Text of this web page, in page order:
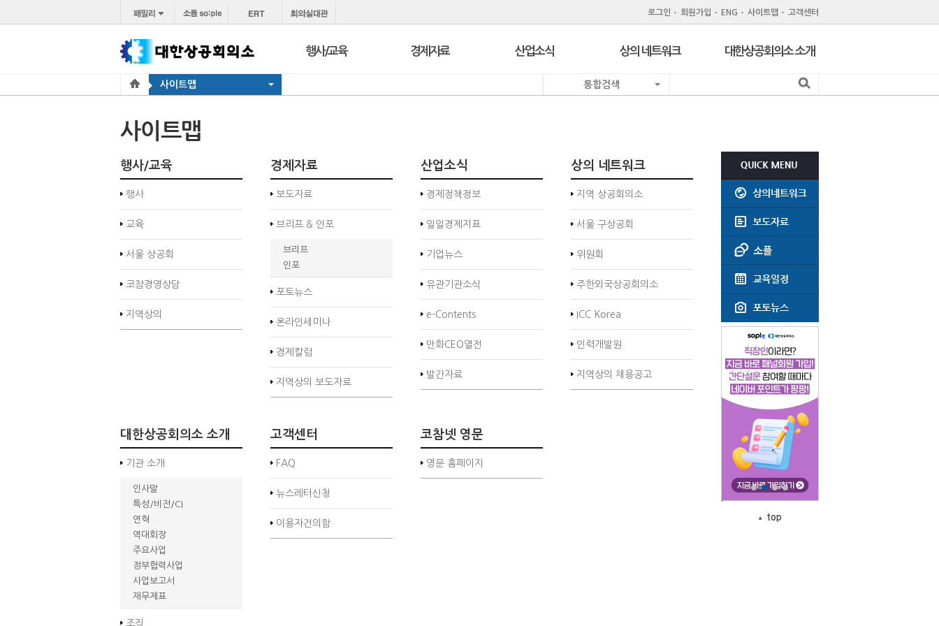
로그인 회원가입 ENG 사이트맵 고객센터
행사/교육
지역상의
경제자료
경제칼럼
지역상의 보도자료
산업소식
e-Contents
상의 네트워크
지역 상공회의소
ICC Korea
인력개발원
지역상의 채용공고
대한상공회의소 소개
공지사항
윤리강령
회의실대관
찾아오시는길
사이트맵 통합검색
사이트맵
행사/교육
행사
교육
서울 상공회
코참경영상담
지역상의
경제자료
보도자료
브리프 & 인포
브리프
인포
포토뉴스
온라인세미나
경제칼럼
지역상의 보도자료
산업소식
경제정책정보
일일경제지표
기업뉴스
유관기관소식
e-Contents
만화CEO열전
발간자료
상의 네트워크
지역 상공회의소
서울 구상공회
위원회
주한외국상공회의소
ICC Korea
인력개발원
지역상의 채용공고
대한상공회의소 소개
기관 소개
인사말
특성/비전/CI
연혁
역대회장
주요사업
정부협력사업
사업보고서
재무제표
조직
고객센터
FAQ
뉴스레터신청
이용자건의함
코참넷 영문
영문 홈페이지
top